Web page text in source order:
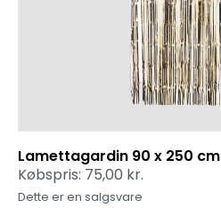
Lamettagardin 90 x 250 cm
Købspris: 75,00 kr.
Dette er en salgsvare